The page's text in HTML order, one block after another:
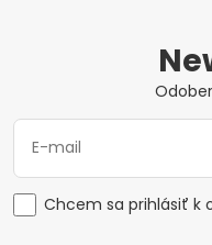
Chcem sa prihlásiť k